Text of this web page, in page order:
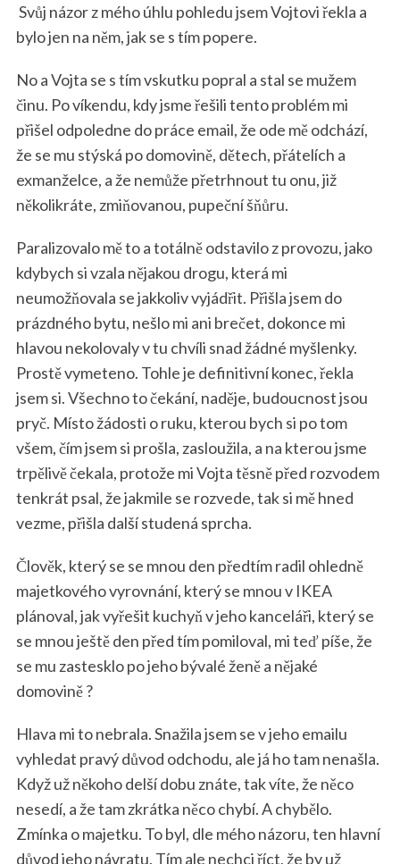
Svůj názor z mého úhlu pohledu jsem Vojtovi řekla a
bylo jen na něm, jak se s tím popere.
No a Vojta se s tím vskutku popral a stal se mužem
činu. Po víkendu, kdy jsme řešili tento problém mi
přišel odpoledne do práce email, že ode mě odchází,
že se mu stýská po domovině, dětech, přátelích a
exmanželce, a že nemůže přetrhnout tu onu, již
několikráte, zmiňovanou, pupeční šňůru.
Paralizovalo mě to a totálně odstavilo z provozu, jako
kdybych si vzala nějakou drogu, která mi
neumožňovala se jakkoliv vyjádřit. Přišla jsem do
prázdného bytu, nešlo mi ani brečet, dokonce mi
hlavou nekolovaly v tu chvíli snad žádné myšlenky.
Prostě vymeteno. Tohle je definitivní konec, řekla
jsem si. Všechno to čekání, naděje, budoucnost jsou
pryč. Místo žádosti o ruku, kterou bych si po tom
všem, čím jsem si prošla, zasloužila, a na kterou jsme
trpělivě čekala, protože mi Vojta těsně před rozvodem
tenkrát psal, že jakmile se rozvede, tak si mě hned
vezme, přišla další studená sprcha.
Člověk, který se se mnou den předtím radil ohledně
majetkového vyrovnání, který se mnou v IKEA
plánoval, jak vyřešit kuchyň v jeho kanceláři, který se
se mnou ještě den před tím pomiloval, mi teď píše, že
se mu zastesklo po jeho bývalé ženě a nějaké
domovině ?
Hlava mi to nebrala. Snažila jsem se v jeho emailu
vyhledat pravý důvod odchodu, ale já ho tam nenašla.
Když už někoho delší dobu znáte, tak víte, že něco
nesedí, a že tam zkrátka něco chybí. A chybělo.
Zmínka o majetku. To byl, dle mého názoru, ten hlavní
důvod jeho návratu. Tím ale nechci říct, že by už